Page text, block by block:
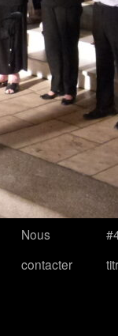
Nous
contacter